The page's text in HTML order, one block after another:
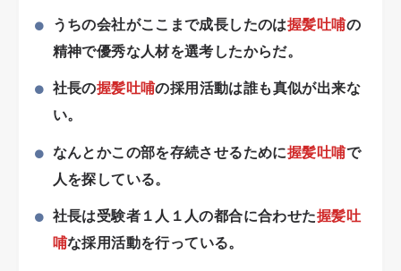
うちの会社がここまで成長したのは握髪吐哺の
精神で優秀な人材を選考したからだ。
社長の握髪吐哺の採用活動は誰も真似が出来な
い。
なんとかこの部を存続させるために握髪吐哺で
人を探している。
社長は受験者１人１人の都合に合わせた握髪吐
哺な採用活動を行っている。